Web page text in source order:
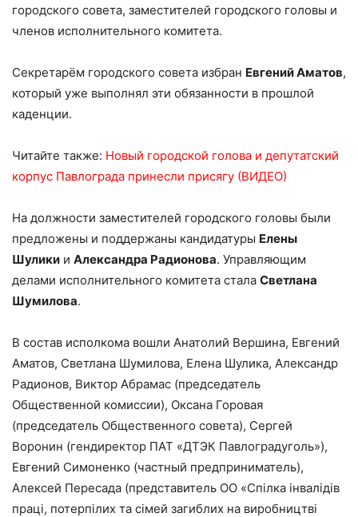
городского совета, заместителей городского головы и
членов исполнительного комитета.
Секретарём городского совета избран Евгений Аматов,
который уже выполнял эти обязанности в прошлой
каденции.
Читайте также: Новый городской голова и депутатский
корпус Павлограда принесли присягу (ВИДЕО)
На должности заместителей городского головы были
предложены и поддержаны кандидатуры Елены
Шулики и Александра Радионова. Управляющим
делами исполнительного комитета стала Светлана
Шумилова.
В состав исполкома вошли Анатолий Вершина, Евгений
Аматов, Светлана Шумилова, Елена Шулика, Александр
Радионов, Виктор Абрамас (председатель
Общественной комиссии), Оксана Горовая
(председатель Общественного совета), Сергей
Воронин (гендиректор ПАТ «ДТЭК Павлоградуголь»),
Евгений Симоненко (частный предприниматель),
Алексей Пересада (представитель ОО «Спілка інвалідів
праці, потерпілих та сімей загиблих на виробництві